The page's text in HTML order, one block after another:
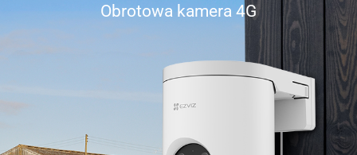
Obrotowa kamera 4G